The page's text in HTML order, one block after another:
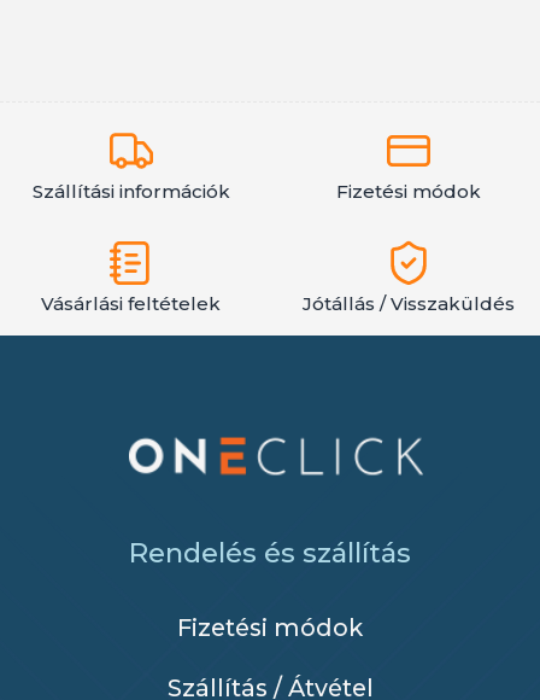
Szállítási információk Fizetési módok
Vásárlási feltételek Jótállás / Visszaküldés
Rendelés és szállítás
Fizetési módok
Szállítás / Átvétel